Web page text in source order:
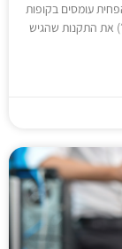
עומסים בקופות
את התקנות שהגיש